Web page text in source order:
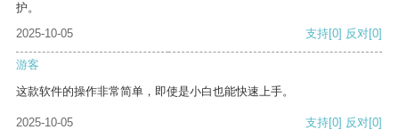
护。
2025-10-05
支持[0] 反对[0]
游客
这款软件的操作非常简单，即使是小白也能快速上手。
2025-10-05 支持[0] 反对[0]